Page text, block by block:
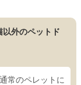
外のペットド
常のペレットに